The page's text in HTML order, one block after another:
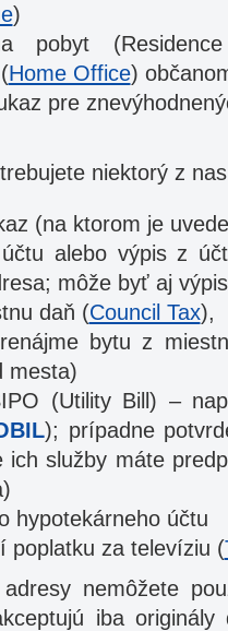
)
pobyt
Home Office)
pre
niektorý z
(na ktorom je
alebo výpis z
môže byť aj
daň (Council Tax),
bytu z
mesta)
(Utility Bill) –
); prípadne
ich služby máte
hypotekárneho účtu
poplatku za televíziu (
nemôžete
iba originály